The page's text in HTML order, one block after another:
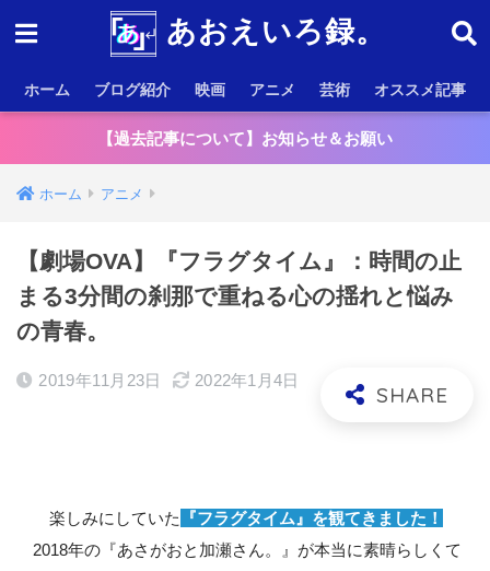
あおえいろ録。
ホーム ブログ紹介 映画 アニメ 芸術 オススメ記事
【過去記事について】お知らせ＆お願い
ホーム アニメ
【劇場OVA】『フラグタイム』：時間の止
まる3分間の刹那で重ねる心の揺れと悩み
の青春。
2019年11月23日 2022年1月4日
楽しみにしていた
『フラグタイム』を観てきました！
2018年の『あさがおと加瀬さん。』が本当に素晴らしくて